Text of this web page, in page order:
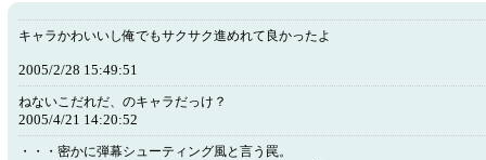
キャラかわいいし俺でもサクサク進めれて良かったよ
2005/2/28 15:49:51
ねないこだれだ、のキャラだっけ？
2005/4/21 14:20:52
・・・密かに弾幕シューティング風と言う罠。